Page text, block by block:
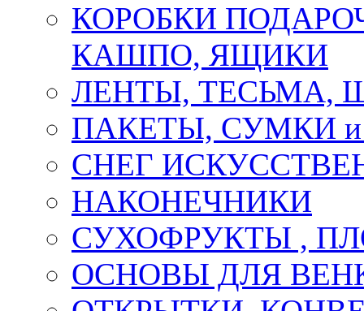
КОРОБКИ
КАШПО, ЯЩИКИ
ЛЕНТЫ, ТЕСЬМА,
ПАКЕТЫ, СУМКИ
СНЕГ
НАКОНЕЧНИКИ
СУХОФРУКТЫ ,
ОСНОВЫ ДЛЯ